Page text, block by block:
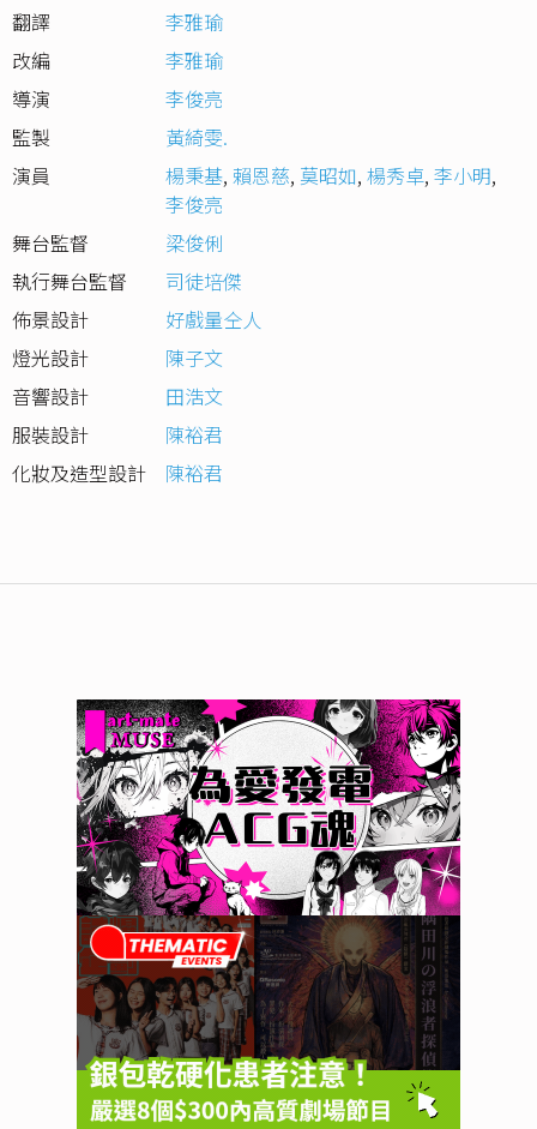
翻譯
李雅瑜
改編
李雅瑜
導演
李俊亮
監製
黃綺雯.
演員
楊秉基,賴恩慈, 莫昭如,楊秀卓,李小明,
李俊亮
舞台監督
梁俊俐
執行舞台監督
司徒培傑
佈景設計
好戲量仝人
燈光設計
陳子文
音響設計
田浩文
服裝設計
陳裕君
化妝及造型設計
陳裕君